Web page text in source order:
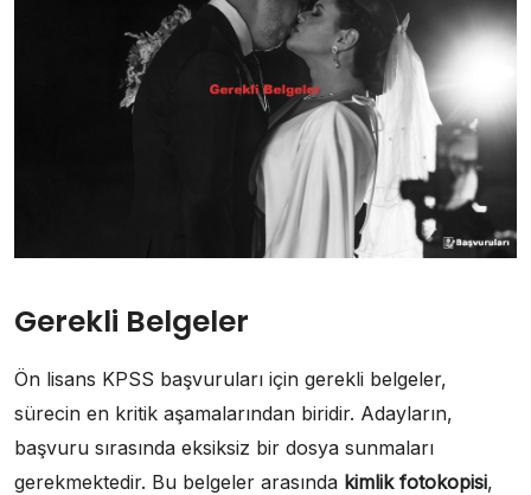
Gerekli Belgeler
Ön lisans KPSS başvuruları için gerekli belgeler,
sürecin en kritik aşamalarından biridir. Adayların,
başvuru sırasında eksiksiz bir dosya sunmaları
gerekmektedir. Bu belgeler arasında kimlik fotokopisi,